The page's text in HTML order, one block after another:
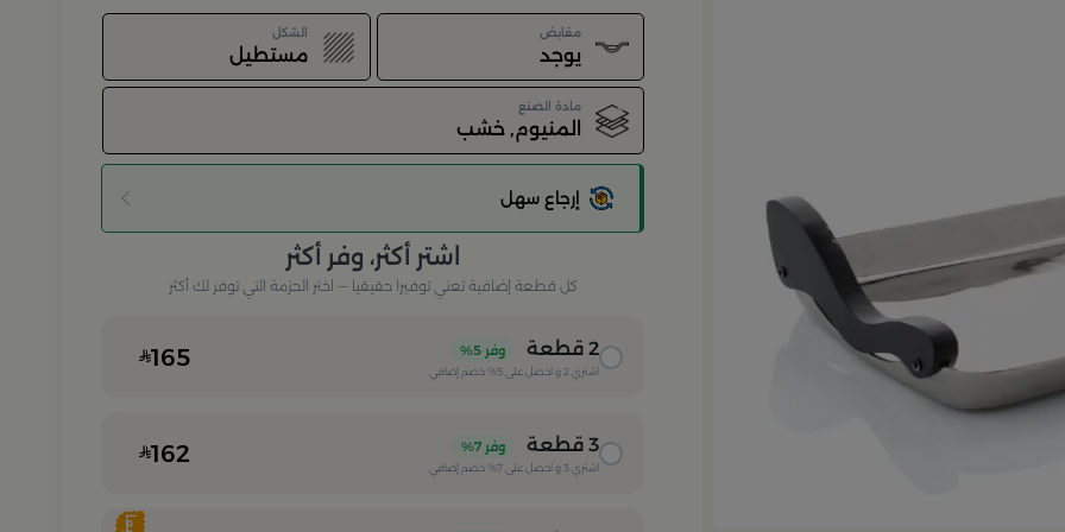
مقابض
يوجد
الشكل
مستطيل
مادة الصنع
المنيوم, خشب
إرجاع سهل
اشتر أكثر، وفر أكثر
كل قطعة إضافية تعني توفيرا حقيقيا — اختر الحزمة التي توفر لك أكثر
2قطعة وفر 5%
اشتري 2 و احصل على 5% خصم إضافي 165
3قطعة وفر 7%
اشتري 3 و احصل على 7% خصم إضافي 162